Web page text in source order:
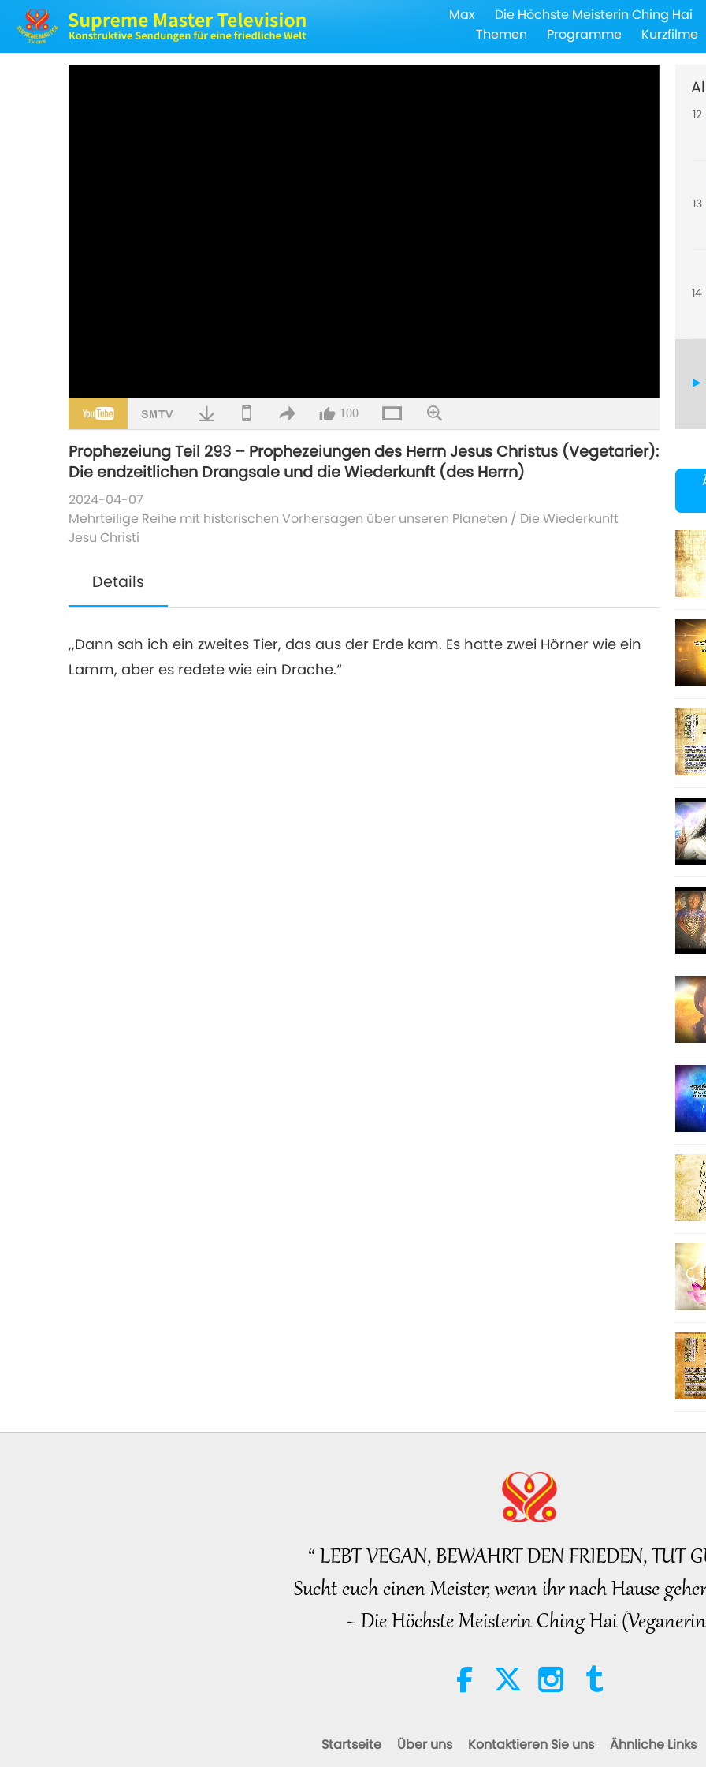
Max Die Höchste Meisterin Ching Hai
Themen
Programme Kurzfilme
100
Prophezeiung Teil 293 – Prophezeiungen des Herrn Jesus Christus (Vegetarier):
Die endzeitlichen Drangsale und die Wiederkunft (des Herrn)
2024-04-07
Mehrteilige Reihe mit historischen Vorhersagen über unseren Planeten / Die Wiederkunft
Jesu Christi
Details
,,Dann sah ich ein zweites Tier, das aus der Erde kam. Es hatte zwei Hörner wie ein
Lamm, aber es redete wie ein Drache.“
12
13
14
16
17
18
19
20
“ LEBT VEGAN, BEWAHRT DEN FRIEDEN, TUT
Sucht euch einen Meister, wenn ihr nach Hause
~ Die Höchste Meisterin Ching Hai
Startseite Über uns Kontaktieren Sie uns Ähnliche Links